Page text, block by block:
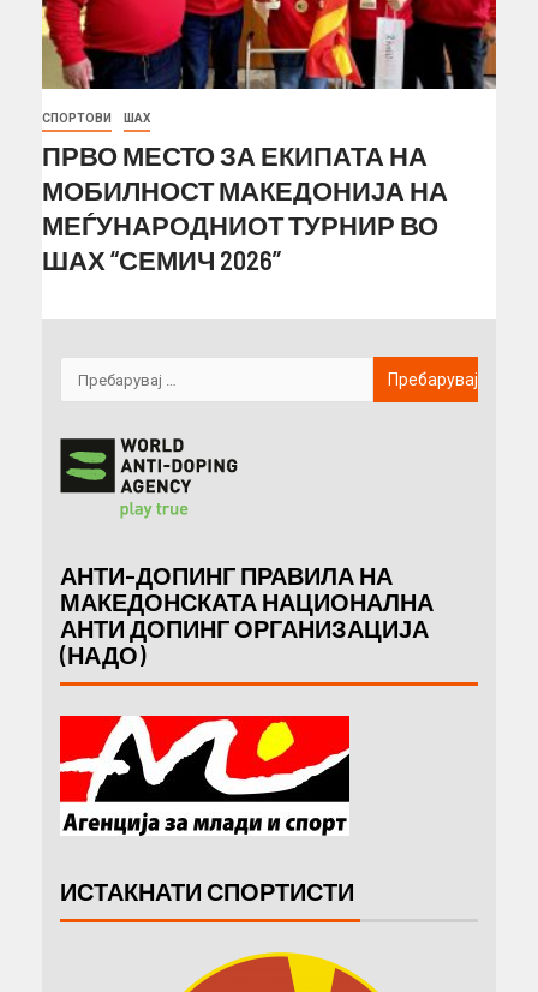
СПОРТОВИ ШАХ
ПРВО МЕСТО ЗА ЕКИПАТА НА
МОБИЛНОСТ МАКЕДОНИЈА НА
МЕЃУНАРОДНИОТ ТУРНИР ВО
ШАХ “СЕМИЧ 2026”
АНТИ-ДОПИНГ ПРАВИЛА НА
МАКЕДОНСКАТА НАЦИОНАЛНА
АНТИ ДОПИНГ ОРГАНИЗАЦИЈА
(НАДО)
ИСТАКНАТИ СПОРТИСТИ